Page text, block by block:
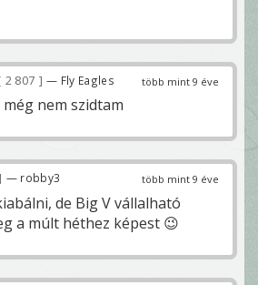
több mint 9 éve
2 807 — Fly Eagles
nem szidtam
több mint 9 éve
— robby3
de Big V vállalható
a múlt héthez képest 😉